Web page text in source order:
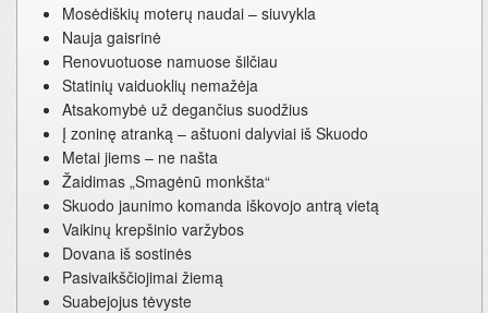
Mosėdiškių moterų naudai – siuvykla
Nauja gaisrinė
Renovuotuose namuose šilčiau
Statinių vaiduoklių nemažėja
Atsakomybė už degančius suodžius
Į zoninę atranką – aštuoni dalyviai iš Skuodo
Metai jiems – ne našta
Žaidimas „Smagėnū monkšta“
Skuodo jaunimo komanda iškovojo antrą vietą
Vaikinų krepšinio varžybos
Dovana iš sostinės
Pasivaikščiojimai žiemą
Suabejojus tėvyste